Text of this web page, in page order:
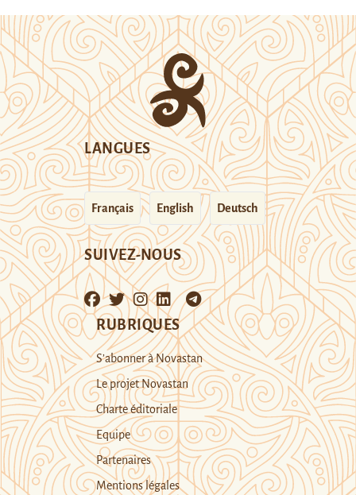
LANGUES
Français English Deutsch
SUIVEZ-NOUS
RUBRIQUES
S’abonner à Novastan
Le projet Novastan
Charte éditoriale
Equipe
Partenaires
Mentions légales